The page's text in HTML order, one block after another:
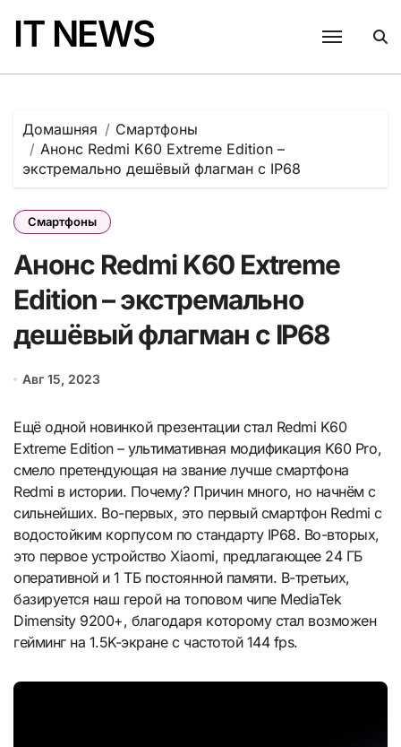
содержанию
IT NEWS
Домашняя
Смартфоны
Анонс Redmi K60 Extreme Edition –
экстремально дешёвый флагман с IP68
Смартфоны
Анонс Redmi K60 Extreme
Edition – экстремально
дешёвый флагман с IP68
Авг 15, 2023
Ещё одной новинкой презентации стал Redmi K60
Extreme Edition – ультимативная модификация K60 Pro,
смело претендующая на звание лучше смартфона
Redmi в истории. Почему? Причин много, но начнём с
сильнейших. Во-первых, это первый смартфон Redmi с
водостойким корпусом по стандарту IP68. Во-вторых,
это первое устройство Xiaomi, предлагающее 24 ГБ
оперативной и 1 ТБ постоянной памяти. В-третьих,
базируется наш герой на топовом чипе MediaTek
Dimensity 9200+, благодаря которому стал возможен
гейминг на 1.5K-экране с частотой 144 fps.